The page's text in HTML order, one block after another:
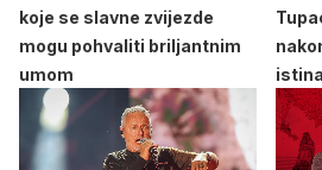
koje se slavne zvijezde
mogu pohvaliti briljantnim
umom